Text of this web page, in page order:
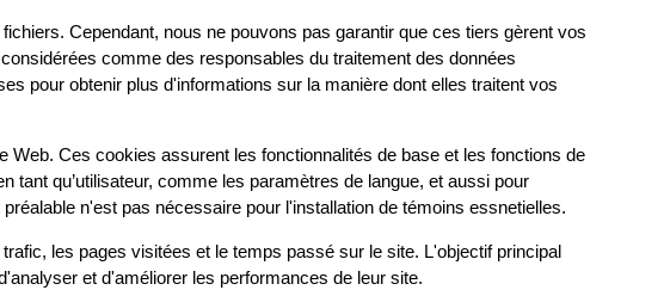
Cependant, nous ne pouvons pas garantir que ces tiers gèrent vos
comme des responsables du traitement des données
pour obtenir plus d'informations sur la manière dont elles traitent vos
Ces cookies assurent les fonctionnalités de base et les fonctions de
qu’utilisateur, comme les paramètres de langue, et aussi pour
n'est pas nécessaire pour l'installation de témoins essnetielles.
les pages visitées et le temps passé sur le site. L'objectif principal
et d'améliorer les performances de leur site.